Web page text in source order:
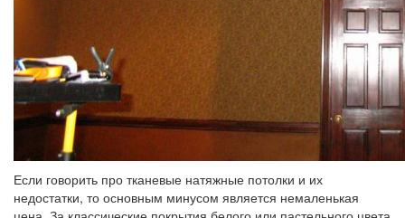
Если говорить про тканевые натяжные потолки и их
недостатки, то основным минусом является немаленькая